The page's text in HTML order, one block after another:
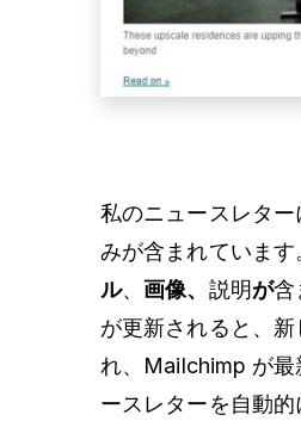
私のニュースレタ
みが含まれていま
ル、画像、 説明が含
が更新されると、
れ、Mailchimp が最
ースレターを自動